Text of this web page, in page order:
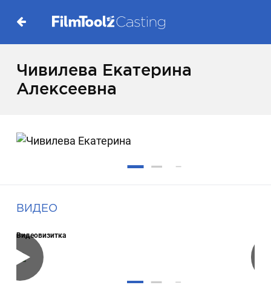
Чивилева Екатерина
Алексеевна
ВИДЕО
Видеовизитка